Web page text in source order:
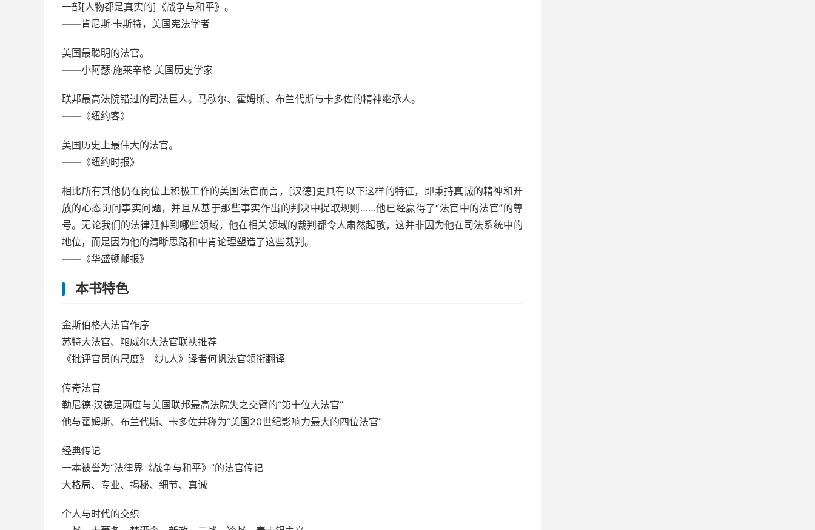
一部[人物都是真实的]《战争与和平》。
——肯尼斯·卡斯特，美国宪法学者
美国最聪明的法官。
——小阿瑟·施莱辛格 美国历史学家
联邦最高法院错过的司法巨人。马歇尔、霍姆斯、布兰代斯与卡多佐的精神继承人。
——《纽约客》
美国历史上最伟大的法官。
——《纽约时报》
相比所有其他仍在岗位上积极工作的美国法官而言，[汉德]更具有以下这样的特征，即秉持真诚的精神和开
放的心态询问事实问题，并且从基于那些事实作出的判决中提取规则……他已经赢得了“法官中的法官”的尊
号。无论我们的法律延伸到哪些领域，他在相关领域的裁判都令人肃然起敬，这并非因为他在司法系统中的
地位，而是因为他的清晰思路和中肯论理塑造了这些裁判。
——《华盛顿邮报》
本书特色
金斯伯格大法官作序
苏特大法官、鲍威尔大法官联袂推荐
《批评官员的尺度》《九人》译者何帆法官领衔翻译
传奇法官
勒尼德·汉德是两度与美国联邦最高法院失之交臂的“第十位大法官”
他与霍姆斯、布兰代斯、卡多佐并称为“美国20世纪影响力最大的四位法官”
经典传记
一本被誉为“法律界《战争与和平》”的法官传记
大格局、专业、揭秘、细节、真诚
个人与时代的交织